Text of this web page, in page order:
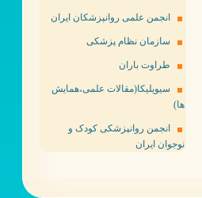
انجمن علمی روانپزشکان ایران
سازمان نظام پزشکی
طراوت باران
سیویلیکا(مقالات علمی،همایش
ها)
انجمن روانپزشکی کودک و
نوجوان ایران